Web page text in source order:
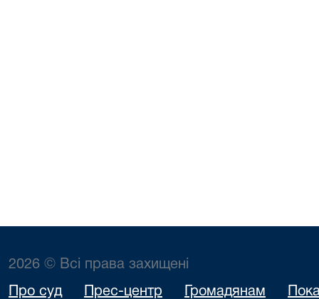
2026 © Всі права захищені
Про суд Прес-центр Громадянам